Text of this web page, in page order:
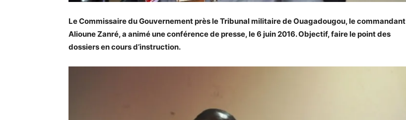
Le Commissaire du Gouvernement près le Tribunal militaire de Ouagadougou, le commandant
Alioune Zanré, a animé une conférence de presse, le 6 juin 2016. Objectif, faire le point des
dossiers en cours d’instruction.